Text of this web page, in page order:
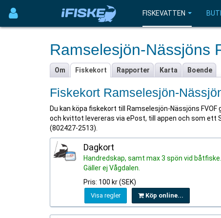
FISKEVATTEN
Ramselesjön-Nässjöns
Om Fiskekort Rapporter Karta Boende
Fiskekort Ramselesjön-
Du kan köpa fiskekort till Ramselesjön-Nässjöns
och kvittot levereras via ePost, till appen och som ett
(802427-2513).
Dagkort
Handredskap, samt max 3 spön vid båtfiske.
Gäller ej Vågdalen.
Pris: 100 kr (SEK)
Visa regler Köp online...